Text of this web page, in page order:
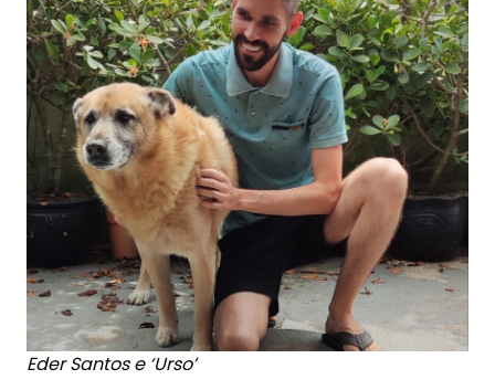
Eder Santos e ‘Urso’